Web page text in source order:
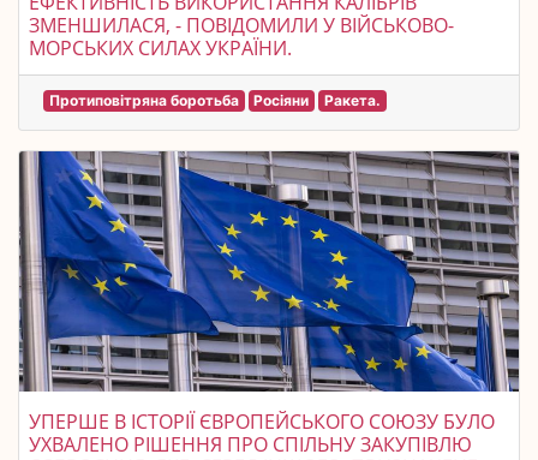
ЗМЕНШИЛАСЯ, - ПОВІДОМИЛИ У ВІЙСЬКОВО-
МОРСЬКИХ СИЛАХ УКРАЇНИ.
Протиповітряна боротьба Росіяни Ракета.
УПЕРШЕ В ІСТОРІЇ ЄВРОПЕЙСЬКОГО СОЮЗУ БУЛО
УХВАЛЕНО РІШЕННЯ ПРО СПІЛЬНУ ЗАКУПІВЛЮ